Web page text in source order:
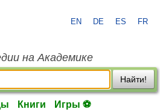
EN DE ES FR
на Академике
Найти!
Книги Игры ⚽